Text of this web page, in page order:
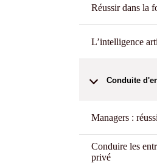
Réussir dans la
L’intelligence
Conduite
Managers :
Conduire les
privé